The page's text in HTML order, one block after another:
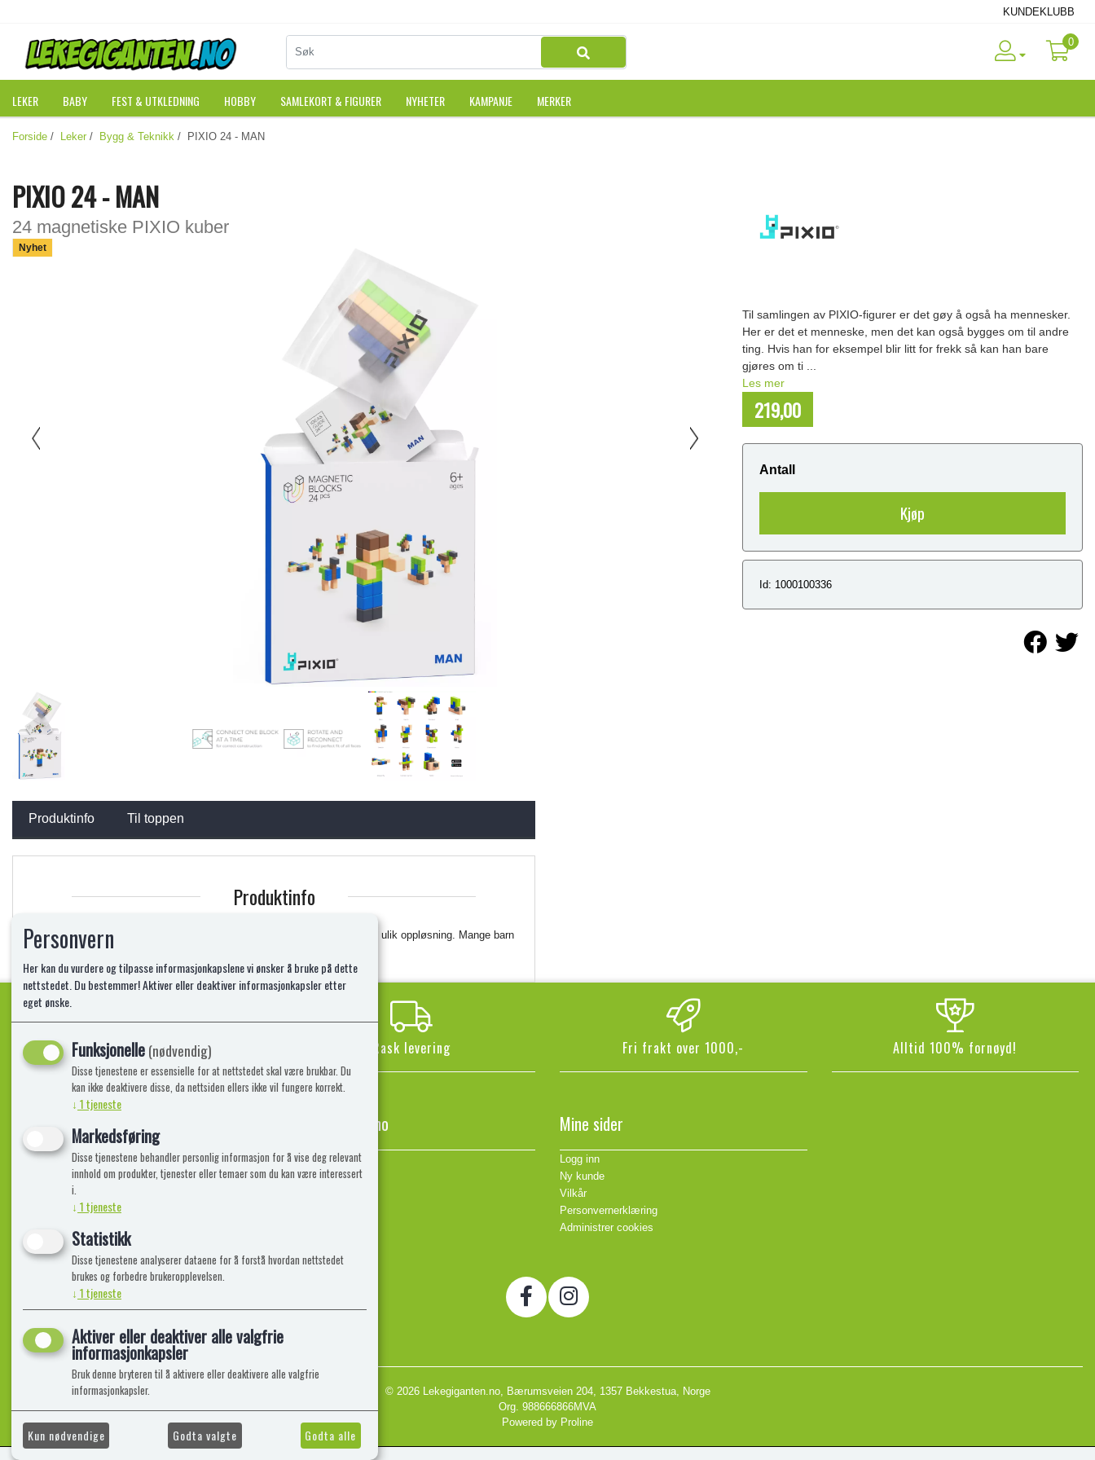
KUNDEKLUBB
0
LEKER BABY FEST & UTKLEDNING HOBBY SAMLEKORT & FIGURER NYHETER KAMPANJE MERKER
Forside / Leker / Bygg & Teknikk / PIXIO 24 - MAN
PIXIO 24 - MAN
24 magnetiske PIXIO kuber
Nyhet
Til samlingen av PIXIO-figurer er det gøy å også ha mennesker.
Her er det et menneske, men det kan også bygges om til andre
ting. Hvis han for eksempel blir litt for frekk så kan han bare
gjøres om ti ...
Les mer
219,00
Antall
Kjøp
Id: 1000100336
Produktinfo Til toppen
Produktinfo
De fleste barn i dag vet hva en piksel er. Vi er vant til å se på skjermer med ulik oppløsning. Mange barn
ler av gammeldagse dataspill der animasjonene er ...
Les mer
Kvalitetsprodukter! Rask levering Fri frakt over 1000,- Alltid 100% fornøyd!
Informasjon
Frakt, Retur og Reklamasjon
Lekegiganten.no
Kontakt oss
Om oss
Mine sider
Logg inn
Ny kunde
Vilkår
Personvernerklæring
Administrer cookies
© 2026 Lekegiganten.no, Bærumsveien 204, 1357 Bekkestua, Norge
Org. 988666866MVA
Powered by Proline
Personvern
Her kan du vurdere og tilpasse informasjonkapslene vi ønsker å bruke på dette
nettstedet. Du bestemmer! Aktiver eller deaktiver informasjonkapsler etter
eget ønske.
Funksjonelle(nødvendig)
Disse tjenestene er essensielle for at nettstedet skal være brukbar. Du
kan ikke deaktivere disse, da nettsiden ellers ikke vil fungere korrekt.
↓ 1tjeneste
Markedsføring
Disse tjenestene behandler personlig informasjon for å vise deg relevant
innhold om produkter, tjenester eller temaer som du kan være interessert
i.
↓ 1tjeneste
Statistikk
Disse tjenestene analyserer dataene for å forstå hvordan nettstedet
brukes og forbedre brukeropplevelsen.
↓ 1tjeneste
Aktiver eller deaktiver alle valgfrie
informasjonkapsler
Bruk denne bryteren til å aktivere eller deaktivere alle valgfrie
informasjonkapsler.
Kun nødvendige Godta valgte Godta alle